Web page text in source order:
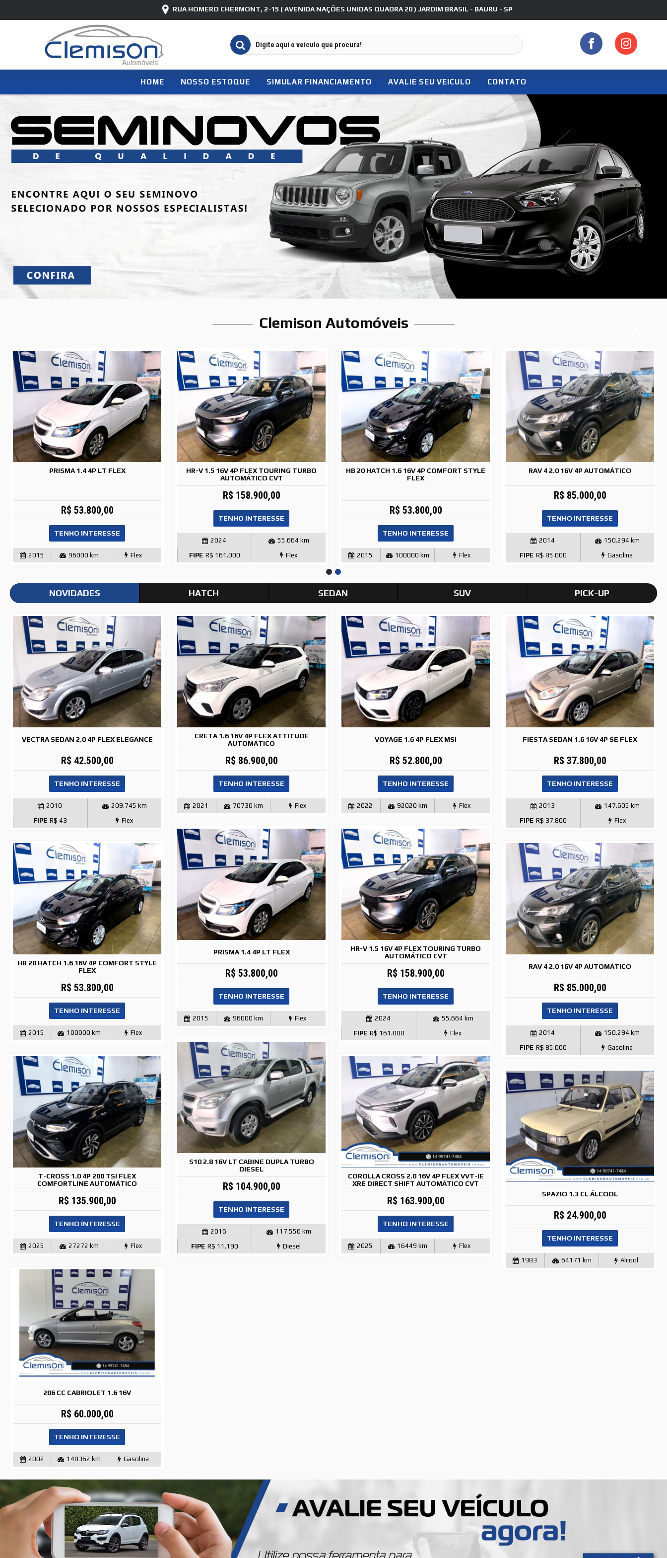
RUA HOMERO CHERMONT, 2-15 ( AVENIDA NAÇÕES UNIDAS QUADRA 20 ) JARDIM BRASIL - BAURU - SP
HOME NOSSO ESTOQUE SIMULAR FINANCIAMENTO AVALIE SEU VEICULO CONTATO
Clemison Automóveis
PRISMA 1.4 4P LT FLEX
R$ 53.800,00
TENHO INTERESSE
2015 96000 km Flex
HR-V 1.5 16V 4P FLEX TOURING TURBO
AUTOMÁTICO CVT
R$ 158.900,00
TENHO INTERESSE
2024
55.664 km
FIPE R$ 161.000 Flex
HB 20 HATCH 1.6 16V 4P COMFORT STYLE
FLEX
R$ 53.800,00
TENHO INTERESSE
2015 100000 km Flex
RAV 4 2.0 16V 4P AUTOMÁTICO
R$ 85.000,00
TENHO INTERESSE
2014
150.294 km
FIPE R$ 85.000 Gasolina
NOVIDADES HATCH SEDAN SUV PICK-UP
VECTRA SEDAN 2.0 4P FLEX ELEGANCE
R$ 42.500,00
TENHO INTERESSE
2010
209.745 km
FIPE R$ 43 Flex
CRETA 1.6 16V 4P FLEX ATTITUDE
AUTOMÁTICO
R$ 86.900,00
TENHO INTERESSE
2021 70730 km Flex
VOYAGE 1.6 4P FLEX MSI
R$ 52.800,00
TENHO INTERESSE
2022 92020 km Flex
FIESTA SEDAN 1.6 16V 4P SE FLEX
R$ 37.800,00
TENHO INTERESSE
2013
147.605 km
FIPE R$ 37.800 Flex
PRISMA 1.4 4P LT FLEX
R$ 53.800,00
TENHO INTERESSE
2015 96000 km Flex
HR-V 1.5 16V 4P FLEX TOURING TURBO
AUTOMÁTICO CVT
R$ 158.900,00
TENHO INTERESSE
2024
55.664 km
FIPE R$ 161.000 Flex
HB 20 HATCH 1.6 16V 4P COMFORT STYLE
FLEX
R$ 53.800,00
TENHO INTERESSE
2015 100000 km Flex
RAV 4 2.0 16V 4P AUTOMÁTICO
R$ 85.000,00
TENHO INTERESSE
2014
150.294 km
FIPE R$ 85.000 Gasolina
S10 2.8 16V LT CABINE DUPLA TURBO
DIESEL
R$ 104.900,00
TENHO INTERESSE
2016
117.556 km
FIPE R$ 11.190 Diesel
T-CROSS 1.0 4P 200 TSI FLEX
COMFORTLINE AUTOMÁTICO
R$ 135.900,00
TENHO INTERESSE
2025 27272 km Flex
COROLLA CROSS 2.0 16V 4P FLEX VVT-IE
XRE DIRECT SHIFT AUTOMÁTICO CVT
R$ 163.900,00
TENHO INTERESSE
2025 16449 km Flex
SPAZIO 1.3 CL ÁLCOOL
R$ 24.900,00
TENHO INTERESSE
1983 64171 km Alcool
206 CC CABRIOLET 1.6 16V
R$ 60.000,00
TENHO INTERESSE
2002 148362 km Gasolina